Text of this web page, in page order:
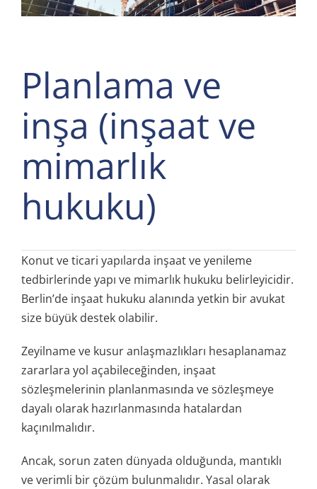
Planlama ve
inşa (inşaat ve
mimarlık
hukuku)
Konut ve ticari yapılarda inşaat ve yenileme
tedbirlerinde yapı ve mimarlık hukuku belirleyicidir.
Berlin’de inşaat hukuku alanında yetkin bir avukat
size büyük destek olabilir.
Zeyilname ve kusur anlaşmazlıkları hesaplanamaz
zararlara yol açabileceğinden, inşaat
sözleşmelerinin planlanmasında ve sözleşmeye
dayalı olarak hazırlanmasında hatalardan
kaçınılmalıdır.
Ancak, sorun zaten dünyada olduğunda, mantıklı
ve verimli bir çözüm bulunmalıdır. Yasal olarak